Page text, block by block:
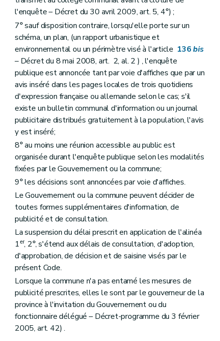
Art. 141
Sous-section 2 Des conditions d'établissement des villages de vacances
Art. 142
Sous-section 3 Du dossier de village de vacances
Art. 143
Section 3 De l'établissement des parcs résidentiels de week-end
Sous-section première
Des dispositions générales
Art. 144
Sous-section 2 Des conditions d'établissement et de lotissement d'un parc résidentiel de week-end
Art. 145
Art. 146
Art. 147
Art. 148
Sous-section 3
Art. 149
Chapitre V Des certificats d'urbanisme et des renseignements à fournir par les pouvoirs publics et les notaires
Art. 150
Art. 150bis
Art. 151
Art. 152
Titre VI Des infractions et des sanctions
Art. 153
Art. 154
Art. 155
Art. 156
Art. 157
Art. 158
Art. 159
Art. 159
Titre VII Des dispositions fiscales
Art. 160
Titre VIII Dispositions abrogatoires et transitoires des lois du 29 mars 1962 et du 22 décembre 1970
Art. 161
Art. 162
Art. 163
Art. 164
l'enquête – Décret du 30 avril 2009, art. 5, 4°) ;
7° sauf disposition contraire, lorsqu'elle porte sur un
schéma, un plan, (un rapport urbanistique et
environnemental ou un périmètre visé à l'article 136bis
– Décret du 8 mai 2008, art. 2, al. 2 ) , l'enquête
publique est annoncée tant par voie d'affiches que par un
avis inséré dans les pages locales de trois quotidiens
d'expression française ou allemande selon le cas; s'il
existe un bulletin communal d'information ou un journal
publicitaire distribués gratuitement à la population, l'avis
y est inséré;
8° au moins une réunion accessible au public est
organisée durant l'enquête publique selon les modalités
fixées par le Gouvernement ou la commune;
9° les décisions sont annoncées par voie d'affiches.
Le Gouvernement ou la commune peuvent décider de
toutes formes supplémentaires d'information, de
publicité et de consultation.
La suspension du délai prescrit en application de l'alinéa
1er, 2°, s'étend aux délais de consultation, d'adoption,
d'approbation, de décision et de saisine visés par le
présent Code.
Lorsque la commune n'a pas entamé les mesures de
publicité prescrites, elles le sont par le gouverneur de la
province à l'invitation du Gouvernement ou du
fonctionnaire délégué – Décret-programme du 3 février
2005, art. 42) .